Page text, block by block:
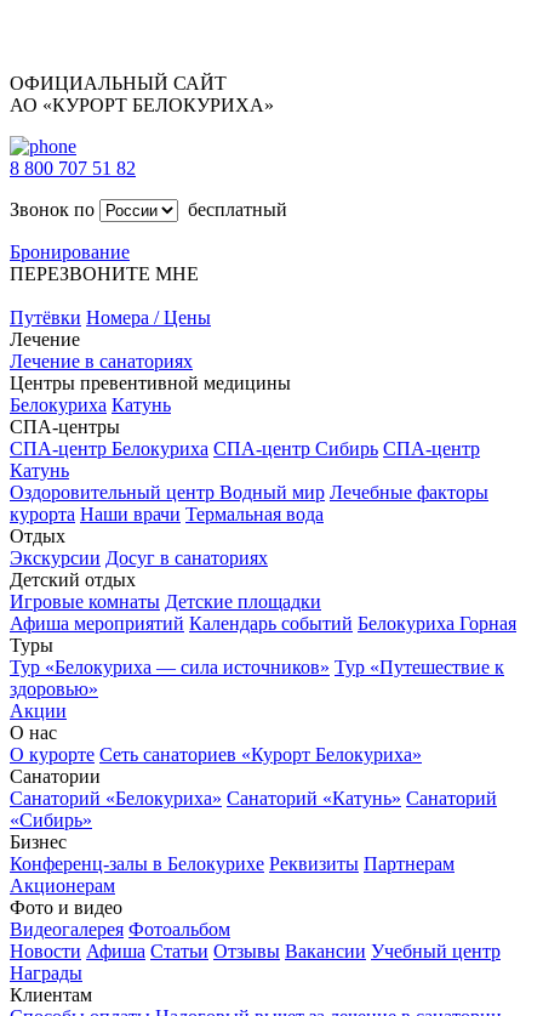
ОФИЦИАЛЬНЫЙ САЙТ
АО «КУРОРТ БЕЛОКУРИХА»
8 800 707 51 82
Звонок по
бесплатный
Бронирование
ПЕРЕЗВОНИТЕ МНЕ
Путёвки Номера / Цены
Лечение
Лечение в санаториях
Центры превентивной медицины
Белокуриха Катунь
СПА-центры
СПА-центр Белокуриха СПА-центр Сибирь СПА-центр
Катунь
Оздоровительный центр Водный мир Лечебные факторы
курорта Наши врачи Термальная вода
Отдых
Экскурсии Досуг в санаториях
Детский отдых
Игровые комнаты Детские площадки
Афиша мероприятий Календарь событий Белокуриха Горная
Туры
Тур «Белокуриха — сила источников» Тур «Путешествие к
здоровью»
Акции
О нас
О курорте Сеть санаториев «Курорт Белокуриха»
Санатории
Санаторий «Белокуриха» Санаторий «Катунь» Санаторий
«Сибирь»
Бизнес
Конференц-залы в Белокурихе Реквизиты Партнерам
Акционерам
Фото и видео
Видеогалерея Фотоальбом
Новости Афиша Статьи Отзывы Вакансии Учебный центр
Награды
Клиентам